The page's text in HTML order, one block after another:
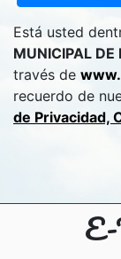
Está usted
MUNICIPAL
través de
recuerdo de
de Privacidad,